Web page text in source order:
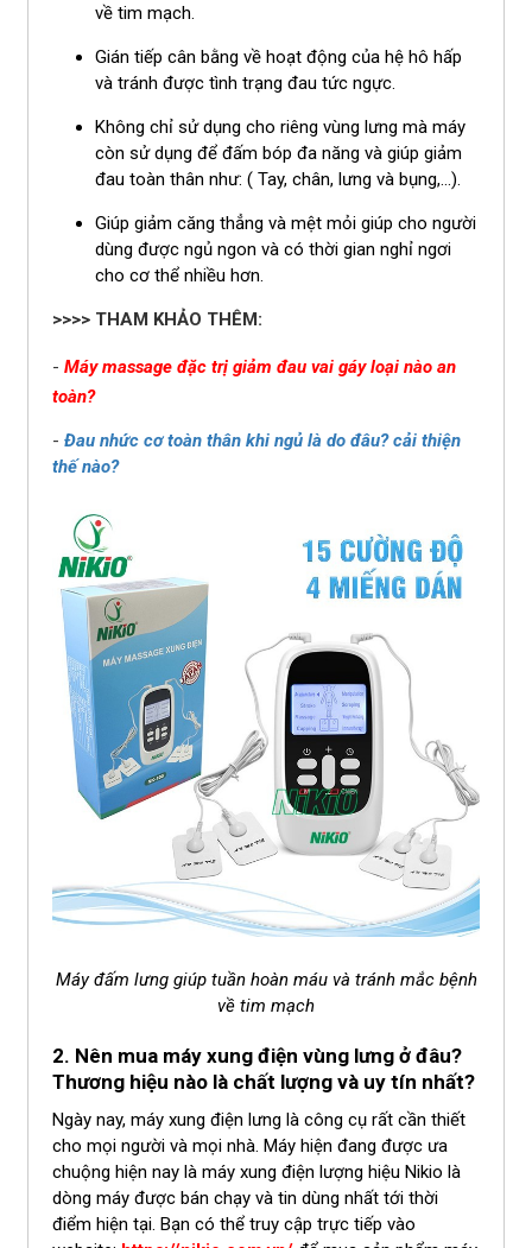
về tim mạch.
Gián tiếp cân bằng về hoạt động của hệ hô hấp
và tránh được tình trạng đau tức ngực.
Không chỉ sử dụng cho riêng vùng lưng mà máy
còn sử dụng để đấm bóp đa năng và giúp giảm
đau toàn thân như: ( Tay, chân, lưng và bụng,...).
Giúp giảm căng thẳng và mệt mỏi giúp cho người
dùng được ngủ ngon và có thời gian nghỉ ngơi
cho cơ thể nhiều hơn.
>>>> THAM KHẢO THÊM:
- Máy massage đặc trị giảm đau vai gáy loại nào an
toàn?
- Đau nhức cơ toàn thân khi ngủ là do đâu? cải thiện
thế nào?
Máy đấm lưng giúp tuần hoàn máu và tránh mắc bệnh
về tim mạch
2. Nên mua máy xung điện vùng lưng ở đâu?
Thương hiệu nào là chất lượng và uy tín nhất?
Ngày nay, máy xung điện lưng là công cụ rất cần thiết
cho mọi người và mọi nhà. Máy hiện đang được ưa
chuộng hiện nay là máy xung điện lượng hiệu Nikio là
dòng máy được bán chạy và tin dùng nhất tới thời
điểm hiện tại. Bạn có thể truy cập trực tiếp vào